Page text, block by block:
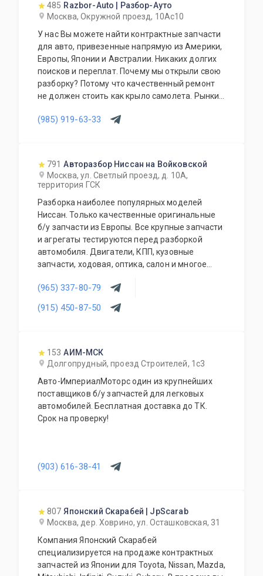
485 Razbor-Auto | Разбор-Ауто
Москва, Окружной проезд, 10Ас10
У нас Вы можете найти контрактные запчасти
для авто, привезенные напрямую из Америки,
Европы, Японии и Австралии. Никаких долгих
поисков и переплат. Почему мы открыли свою
разборку? Потому что качественный ремонт
не должен стоить как крыло самолета. Рынки
отличных доноров с живыми узлами. Мы
(985) 919-63-33
791 Авторазбор Ниссан на Войковской
Москва, ул. Светлый проезд, д. 10А,
территория ГСК
Разборка наиболее популярных моделей
Ниссан. Только качественные оригинальные
б/у запчасти из Европы. Все крупные запчасти
и агрегаты тестируются перед разборкой
автомобиля. Двигатели, КПП, кузовные
запчасти, ходовая, оптика, салон и многое
(965) 337-80-79
(915) 450-87-50
153 АИМ-МСК
Долгопрудный, проезд Строителей, 1с3
Авто-ИмпериалМоторс один из крупнейших
поставщиков б/у запчастей для легковых
автомобилей. Бесплатная доставка до ТК.
Срок на проверку!
(903) 616-38-41
807 Японский Скарабей | JpScarab
Москва, дер. Ховрино, ул. Осташковская, 31
Компания Японский Скарабей
специализируется на продаже контрактных
запчастей из Японии для Toyota, Nissan, Mazda,